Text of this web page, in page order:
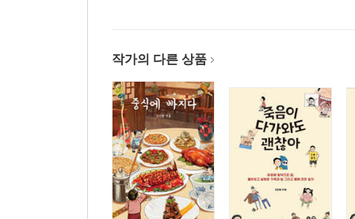
작가의 다른 상품